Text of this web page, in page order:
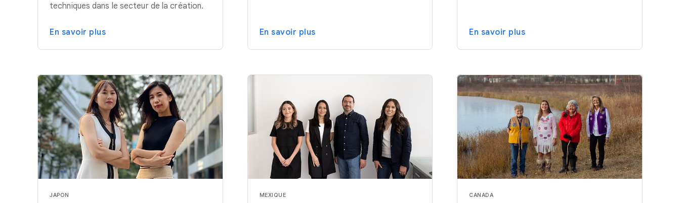
techniques dans le secteur de la création.
En savoir plus En savoir plus En savoir plus
JAPON MEXIQUE CANADA